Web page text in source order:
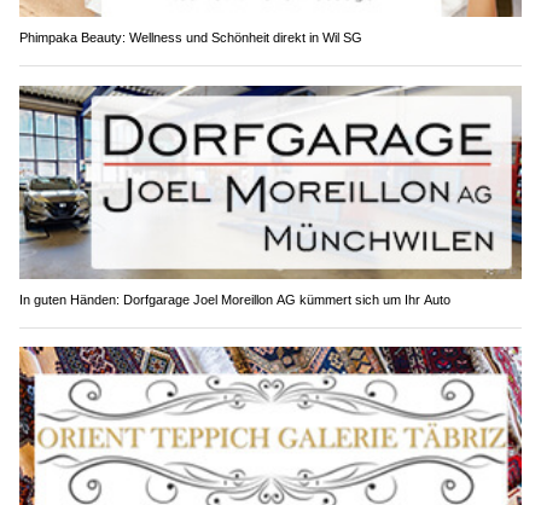
Phimpaka Beauty: Wellness und Schönheit direkt in Wil SG
In guten Händen: Dorfgarage Joel Moreillon AG kümmert sich um Ihr Auto